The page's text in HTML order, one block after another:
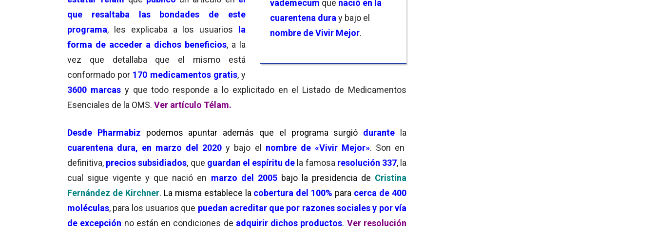
vademecum que nació en la
cuarentena dura y bajo el
nombre de Vivir Mejor.
que resaltaba las bondades de este
programa, les explicaba a los usuarios la
forma de acceder a dichos beneficios, a la
vez que detallaba que el mismo está
conformado por 170 medicamentos gratis, y
3600 marcasy que todo responde a lo explicitado en el Listado de Medicamentos
Esenciales de la OMS. Ver artículo Télam.
Desde Pharmabiz podemos apuntar además que el programa surgió durante la
cuarentena dura, en marzo del 2020y bajo el nombre de «Vivir Mejor». Son en
definitiva, precios subsidiados, que guardan el espíritu de la famosa resolución 337, la
cual sigue vigente y que nació en marzo del 2005 bajo la presidencia de Cristina
Fernández de Kirchner. La misma establece la cobertura del 100% para cerca de 400
moléculas, para los usuarios que puedan acreditar que por razones sociales y por vía
de excepción no están en condiciones de adquirir dichos productos. Ver resolución